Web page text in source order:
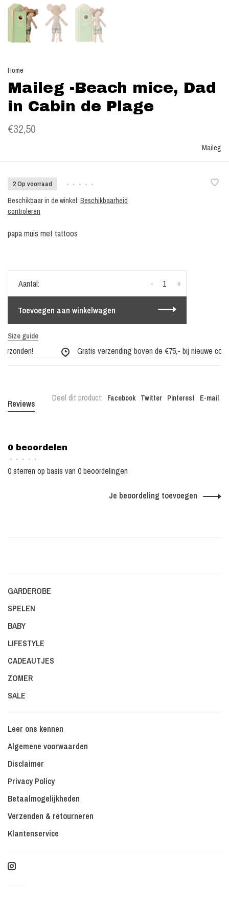
Home
Maileg -Beach mice, Dad
in Cabin de Plage
€32,50
Maileg
2 Op voorraad • • • • •
Beschikbaar in de winkel: Beschikbaarheid
controleren
papa muis met tattoos
Aantal: +
-
Toevoegen aan winkelwagen
Size guide
Gratis verzending boven de €75,- bij nieuwe
Deel dit product: Facebook Twitter Pinterest E-mail
Reviews
0 beoordelen
• • • • •
0 sterren op basis van 0 beoordelingen
Je beoordeling toevoegen
GARDEROBE
SPELEN
BABY
LIFESTYLE
CADEAUTJES
ZOMER
SALE
Leer ons kennen
Algemene voorwaarden
Disclaimer
Privacy Policy
Betaalmogelijkheden
Verzenden & retourneren
Klantenservice